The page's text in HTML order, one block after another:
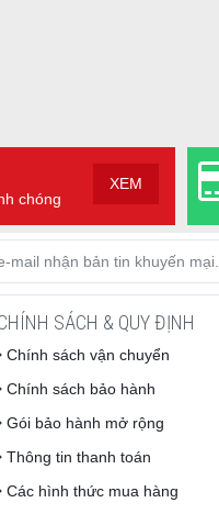
chóng
XEM
SÁCH & QUY ĐỊNH
Chính sách vận chuyển
Chính sách bảo hành
Gói bảo hành mở rộng
Thông tin thanh toán
Các hình thức mua hàng